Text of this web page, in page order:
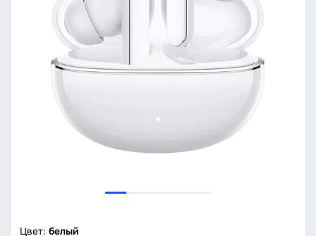
Цвет: белый